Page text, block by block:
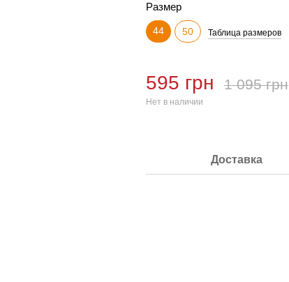
Размер
44 50 Таблица размеров
595 грн 1 095 грн
Нет в наличии
Доставка